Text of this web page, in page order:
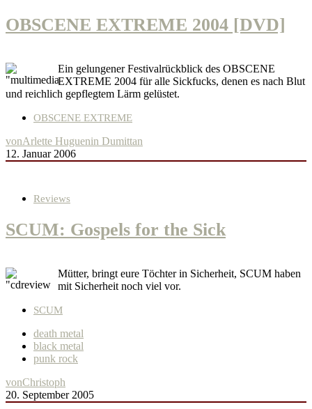
OBSCENE EXTREME 2004 [DVD]
Ein gelungener Festivalrückblick des OBSCENE
EXTREME 2004 für alle Sickfucks, denen es nach Blut
und reichlich gepflegtem Lärm gelüstet.
OBSCENE EXTREME
vonArlette Huguenin Dumittan
12. Januar 2006
Reviews
SCUM: Gospels for the Sick
Mütter, bringt eure Töchter in Sicherheit, SCUM haben
mit Sicherheit noch viel vor.
SCUM
death metal
black metal
punk rock
vonChristoph
20. September 2005